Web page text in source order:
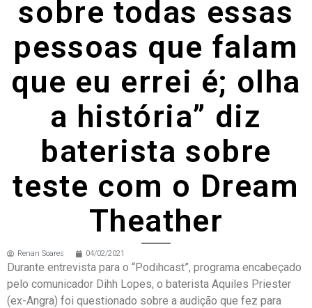
sobre todas essas
pessoas que falam
que eu errei é; olha
a história” diz
baterista sobre
teste com o Dream
Theather
Renan Soares 04/02/2021
Durante entrevista para o “Podihcast”, programa encabeçado
pelo comunicador Dihh Lopes, o baterista Aquiles Priester
(ex-Angra) foi questionado sobre a audição que fez para